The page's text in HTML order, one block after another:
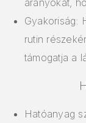
arányokat,
Gyakoriság:
rutin
támogatja a
Hatóanyag